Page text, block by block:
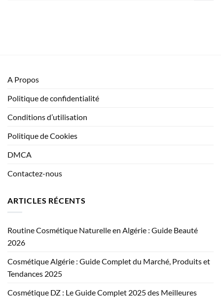
A Propos
Politique de confidentialité
Conditions d’utilisation
Politique de Cookies
DMCA
Contactez-nous
ARTICLES RÉCENTS
Routine Cosmétique Naturelle en Algérie : Guide Beauté
2026
Cosmétique Algérie : Guide Complet du Marché, Produits et
Tendances 2025
Cosmétique DZ : Le Guide Complet 2025 des Meilleures